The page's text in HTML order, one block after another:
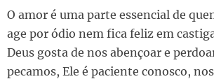
O amor é uma parte essencial de
age por ódio nem fica feliz em
Deus gosta de nos abençoar e
pecamos, Ele é paciente conosco,